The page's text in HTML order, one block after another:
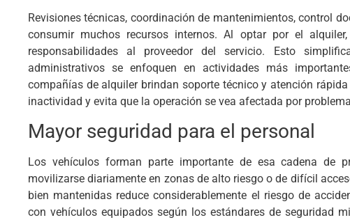
Revisiones técnicas, coordinación de mantenimientos, control
consumir muchos recursos internos. Al optar por el
responsabilidades al proveedor del servicio. Esto
administrativos se enfoquen en actividades más
compañías de alquiler brindan soporte técnico y atención
inactividad y evita que la operación se vea afectada por
Mayor seguridad para el personal
Los vehículos forman parte importante de esa cadena de
movilizarse diariamente en zonas de alto riesgo o de difícil
bien mantenidas reduce considerablemente el riesgo de
con vehículos equipados según los estándares de seguridad